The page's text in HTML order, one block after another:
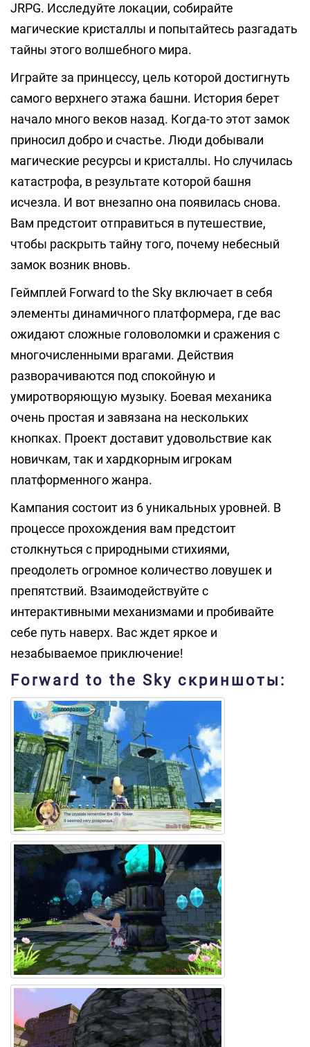
JRPG. Исследуйте локации, собирайте
магические кристаллы и попытайтесь разгадать
тайны этого волшебного мира.
Играйте за принцессу, цель которой достигнуть
самого верхнего этажа башни. История берет
начало много веков назад. Когда-то этот замок
приносил добро и счастье. Люди добывали
магические ресурсы и кристаллы. Но случилась
катастрофа, в результате которой башня
исчезла. И вот внезапно она появилась снова.
Вам предстоит отправиться в путешествие,
чтобы раскрыть тайну того, почему небесный
замок возник вновь.
Геймплей Forward to the Sky включает в себя
элементы динамичного платформера, где вас
ожидают сложные головоломки и сражения с
многочисленными врагами. Действия
разворачиваются под спокойную и
умиротворяющую музыку. Боевая механика
очень простая и завязана на нескольких
кнопках. Проект доставит удовольствие как
новичкам, так и хардкорным игрокам
платформенного жанра.
Кампания состоит из 6 уникальных уровней. В
процессе прохождения вам предстоит
столкнуться с природными стихиями,
преодолеть огромное количество ловушек и
препятствий. Взаимодействуйте с
интерактивными механизмами и пробивайте
себе путь наверх. Вас ждет яркое и
незабываемое приключение!
Forward to the Sky скриншоты: